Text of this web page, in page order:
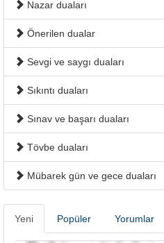
Nazar duaları
Önerilen dualar
Sevgi ve saygı duaları
Sıkıntı duaları
Sınav ve başarı duaları
Tövbe duaları
Mübarek gün ve gece duaları
Yeni Popüler Yorumlar